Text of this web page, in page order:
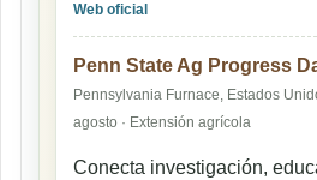
Web oficial
Penn State Ag Progress
Pennsylvania Furnace, Estados
agosto · Extensión agrícola
Conecta investigación,